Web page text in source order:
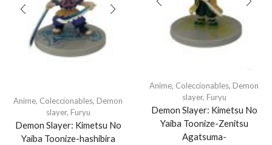
Anime, Coleccionables, Demon
slayer, Furyu
Demon Slayer: Kimetsu No
Yaiba Toonize-hashibira
Anime, Coleccionables, Demon
slayer, Furyu
Demon Slayer: Kimetsu No
Yaiba Toonize-Zenitsu
Agatsuma-